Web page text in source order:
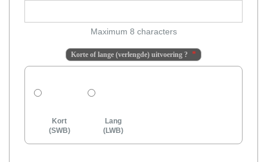
Maximum 8 characters
Korte of lange (verlengde) uitvoering ?
Kort
(SWB)
Lang
(LWB)